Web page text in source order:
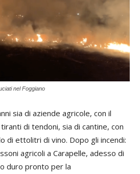
nel Foggiano
sia di aziende agricole, con il
di tendoni, sia di cantine, con
di ettolitri di vino. Dopo gli incendi:
agricoli a Carapelle, adesso di
duro pronto per la